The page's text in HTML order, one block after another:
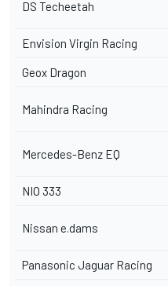
DS Techeetah
Envision Virgin Racing
Geox Dragon
Mahindra Racing
Mercedes-Benz EQ
NIO 333
Nissan e.dams
Panasonic Jaguar Racing